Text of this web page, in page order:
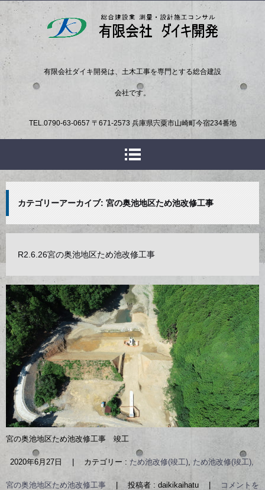
有限会社ダイキ開発は、土木工事を専門とする総合建設
会社です。
TEL. 0790-63-0657 〒671-2573 兵庫県宍粟市山崎町今宿234番地
カテゴリーアーカイブ: 宮の奥池地区ため池改修工事
R2.6.26宮の奥池地区ため池改修工事
宮の奥池地区ため池改修工事 竣工
2020年6月27日 | カテゴリー : ため池改修(竣工), ため池改修(竣工),
宮の奥池地区ため池改修工事 | 投稿者 : daikikaihatu | コメントを